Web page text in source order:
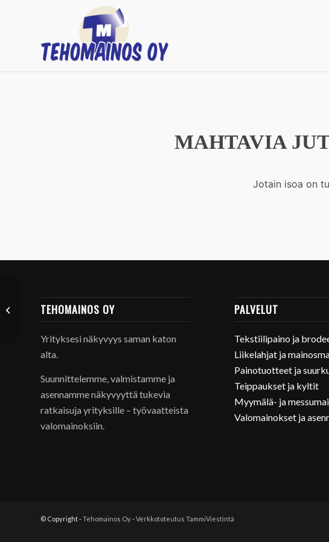
MAHTAVIA
Jotain isoa on
TEHOMAINOS OY
Yrityksesi näkyvyys saman katon
alta.
Suunnittelemme, valmistamme ja
asennamme näkyvyyttä tukevia
ratkaisuja yrityksille – työvaatteista
valomainoksiin.
PALVELUT
Tekstiilipaino ja
Liikelahjat ja
Painotuotteet ja
Teippaukset ja kyltit
Myymälä- ja
Valomainokset ja
© Copyright -Tehomainos Oy-Verkkototeutus TammiViestintä
SAGAFORM Hetkiä tien